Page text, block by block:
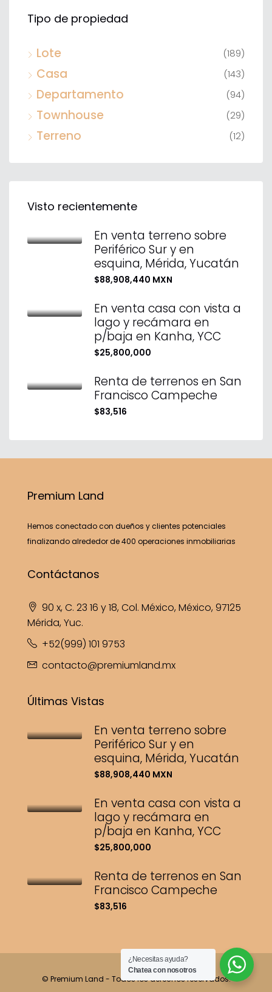
Tipo de propiedad
Lote (189)
Casa (143)
Departamento (94)
Townhouse (29)
Terreno (12)
Visto recientemente
En venta terreno sobre
Periférico Sur y en
esquina, Mérida, Yucatán
$88,908,440 MXN
En venta casa con vista a
lago y recámara en
p/baja en Kanha, YCC
$25,800,000
Renta de terrenos en San
Francisco Campeche
$83,516
Premium Land
Hemos conectado con dueños y clientes potenciales
finalizando alrededor de 400 operaciones inmobiliarias
Contáctanos
90 x, C. 23 16 y 18, Col. México, México, 97125
Mérida, Yuc.
+52(999) 101 9753
contacto@premiumland.mx
Últimas Vistas
En venta terreno sobre
Periférico Sur y en
esquina, Mérida, Yucatán
$88,908,440 MXN
En venta casa con vista a
lago y recámara en
p/baja en Kanha, YCC
$25,800,000
Renta de terrenos en San
Francisco Campeche
$83,516
© Premium Land - Todos los derechos reservados.
¿Necesitas ayuda?
Chatea con nosotros